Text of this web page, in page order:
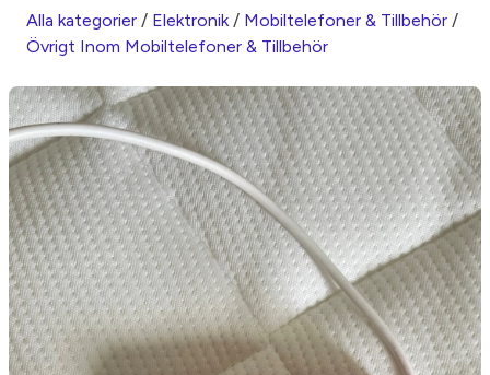
Alla kategorier / Elektronik/ Mobiltelefoner & Tillbehör /
Övrigt Inom Mobiltelefoner & Tillbehör